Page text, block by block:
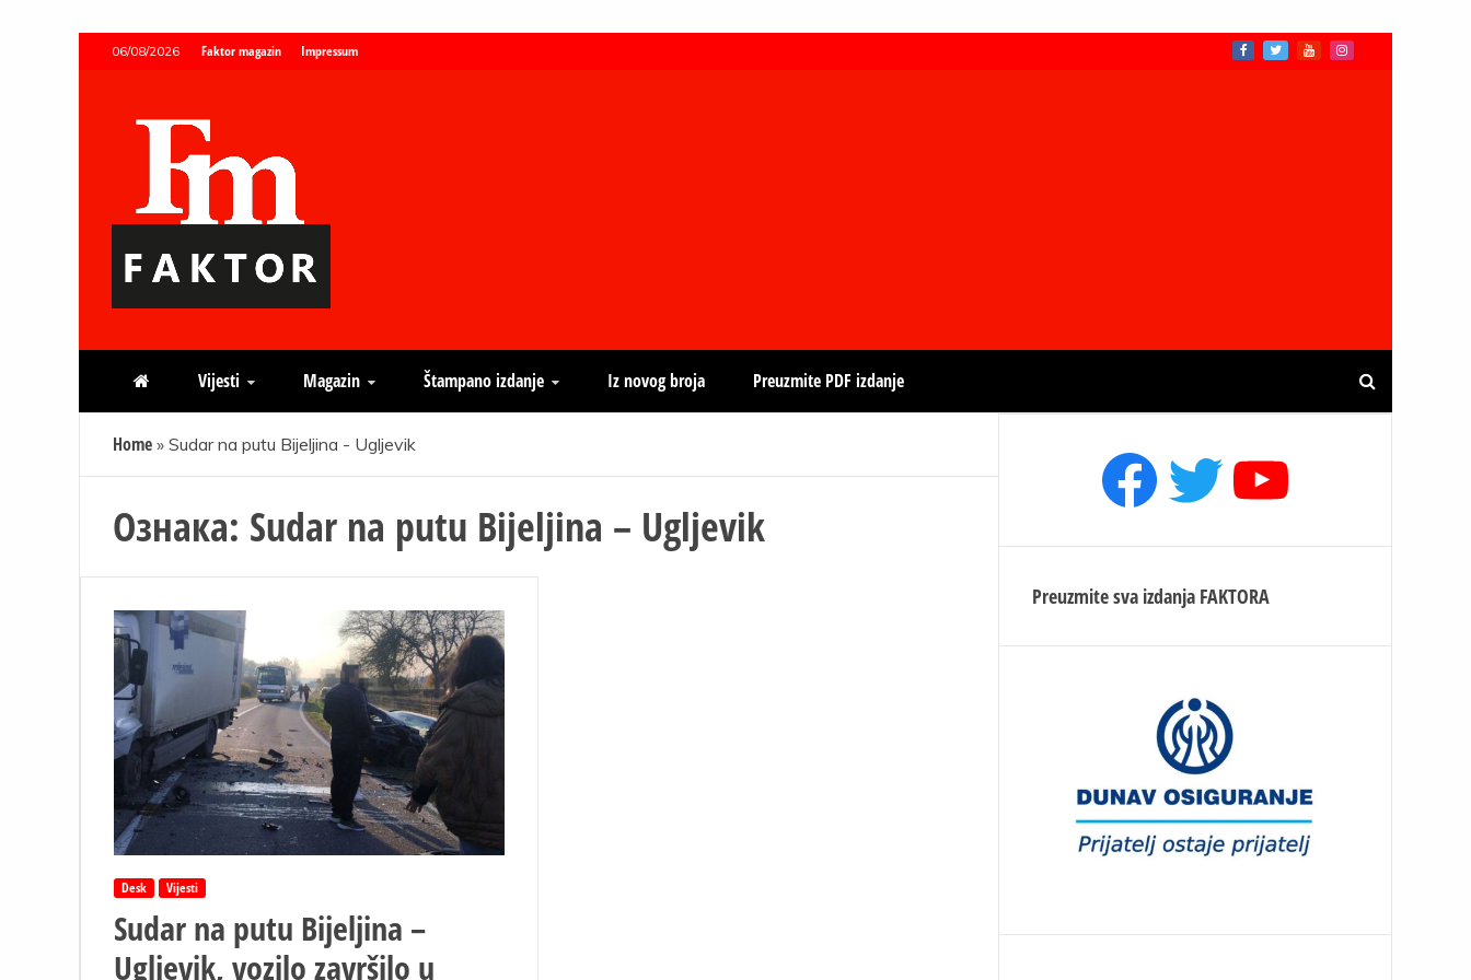
06/08/2026 Faktor magazin Impressum
Faktor magazin
Vijesti Magazin Štampano izdanje Iz novog broja Preuzmite PDF izdanje
Home » Sudar na putu Bijeljina - Ugljevik
Ознака: Sudar na putu Bijeljina – Ugljevik
Desk Vijesti
Sudar na putu Bijeljina –
Ugljevik, vozilo završilo u
Facebook
TwitterYouTube
Preuzmite sva izdanja FAKTORA